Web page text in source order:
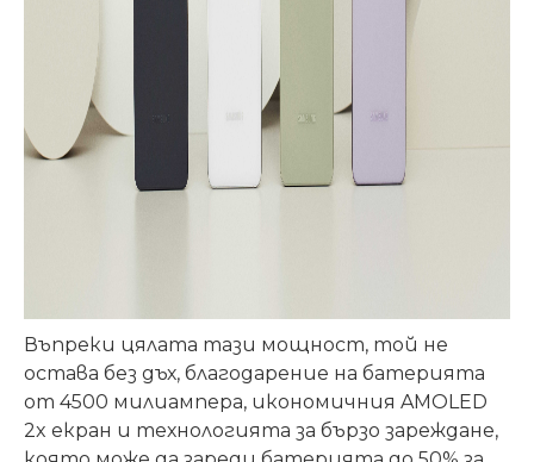
Въпреки цялата тази мощност, той не
остава без дъх, благодарение на батерията
от 4500 милиампера, икономичния AMOLED
2x екран и технологията за бързо зареждане,